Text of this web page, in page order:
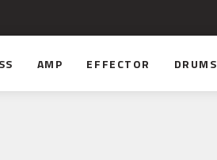
AMP EFFECTOR DRUMS